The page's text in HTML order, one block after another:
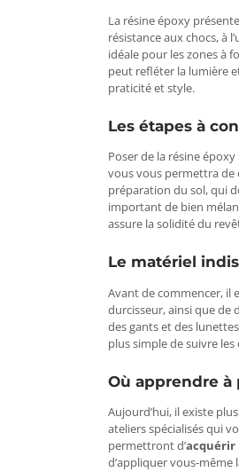
La résine époxy
résistance aux chocs, à
idéale pour les zones à
peut refléter la lumière
praticité et style.
Les étapes à
Poser de la résine
vous vous permettra de
préparation du sol, qui
important de bien
assure la solidité du
Le matériel
Avant de commencer, il
durcisseur, ainsi que de
des gants et des
plus simple de suivre
Où apprendre à
Aujourd’hui, il existe
ateliers spécialisés qui
permettront d’acquérir
d’appliquer vous-même